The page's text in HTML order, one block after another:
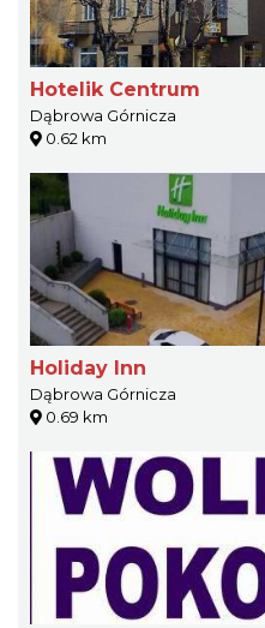
Hotelik Centrum
Dąbrowa Górnicza
0.62 km
Holiday Inn
Dąbrowa Górnicza
0.69 km